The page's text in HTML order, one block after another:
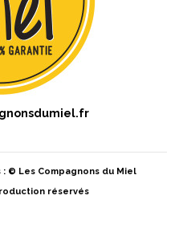
© Les Compagnons du Miel
réservés